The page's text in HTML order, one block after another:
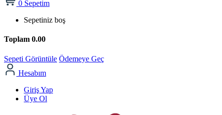
0 Sepetim
Sepetiniz boş
Toplam 0.00
Sepeti Görüntüle Ödemeye Geç
Hesabım
Giriş Yap
Üye Ol